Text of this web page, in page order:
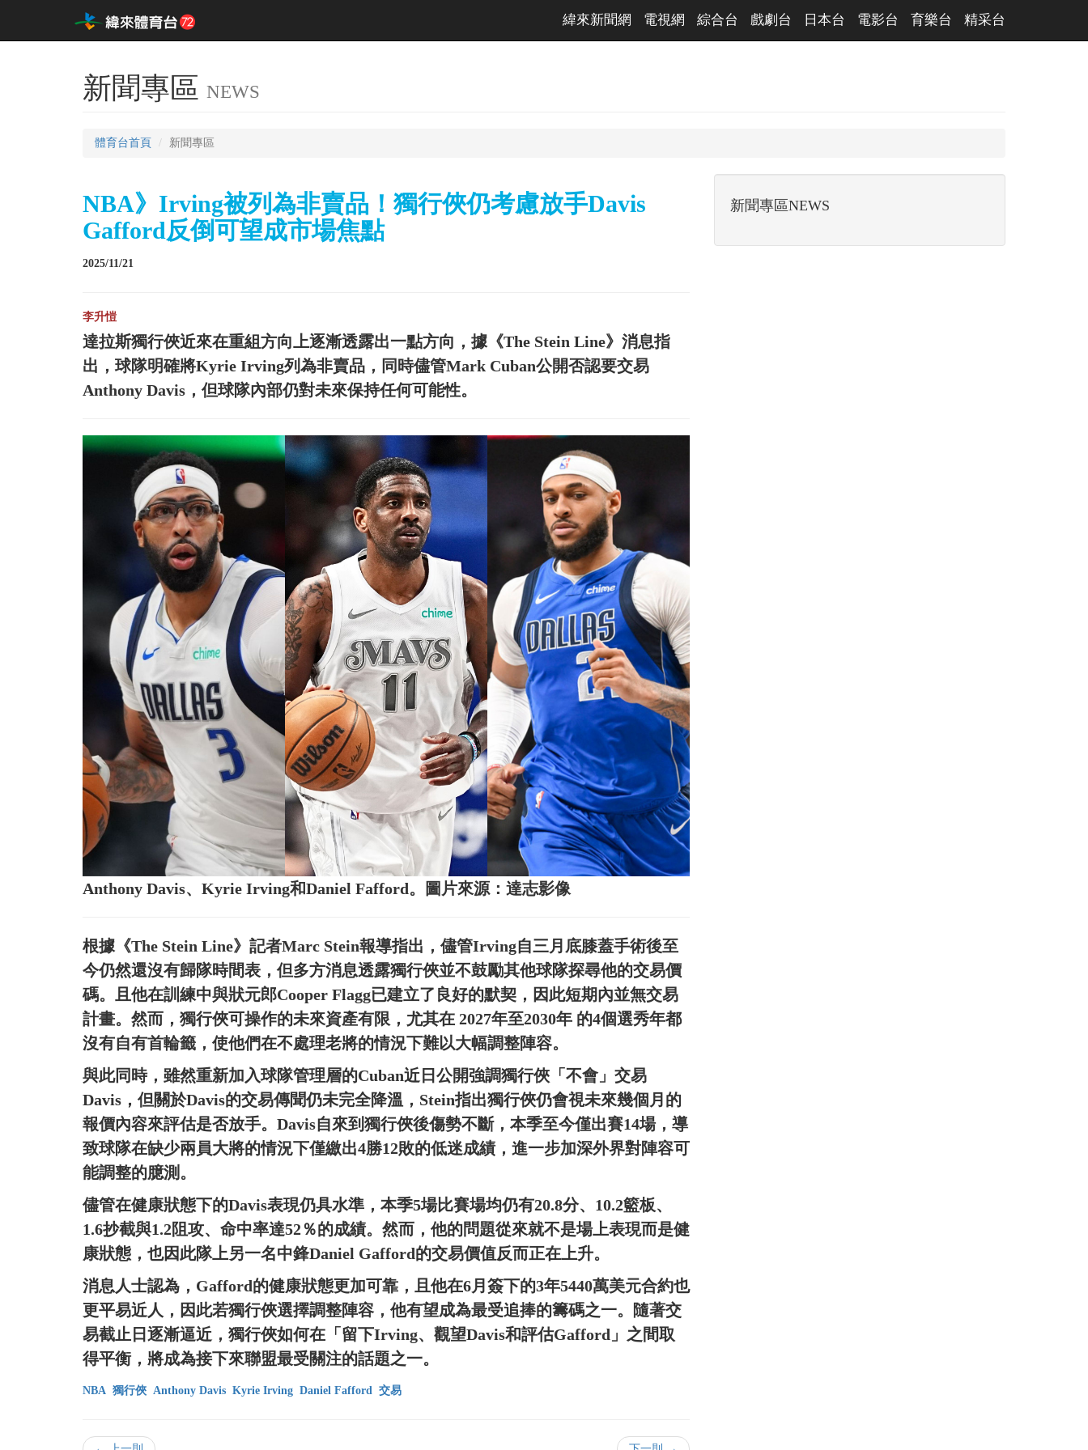
緯來新聞網 電視網 綜合台 戲劇台 日本台 電影台 育樂台 精采台
新聞專區 NEWS
體育台首頁 新聞專區
NBA》Irving被列為非賣品！獨行俠仍考慮放手Davis
Gafford反倒可望成市場焦點
2025/11/21
李升愷
達拉斯獨行俠近來在重組方向上逐漸透露出一點方向，據《The Stein Line》消息指
出，球隊明確將Kyrie Irving列為非賣品，同時儘管Mark Cuban公開否認要交易
Anthony Davis，但球隊內部仍對未來保持任何可能性。
Anthony Davis、Kyrie Irving和Daniel Fafford。圖片來源：達志影像
根據《The Stein Line》記者Marc Stein報導指出，儘管Irving自三月底膝蓋手術後至
今仍然還沒有歸隊時間表，但多方消息透露獨行俠並不鼓勵其他球隊探尋他的交易價
碼。且他在訓練中與狀元郎Cooper Flagg已建立了良好的默契，因此短期內並無交易
計畫。然而，獨行俠可操作的未來資產有限，尤其在 2027年至2030年 的4個選秀年都
沒有自有首輪籤，使他們在不處理老將的情況下難以大幅調整陣容。
與此同時，雖然重新加入球隊管理層的Cuban近日公開強調獨行俠「不會」交易
Davis，但關於Davis的交易傳聞仍未完全降溫，Stein指出獨行俠仍會視未來幾個月的
報價內容來評估是否放手。Davis自來到獨行俠後傷勢不斷，本季至今僅出賽14場，導
致球隊在缺少兩員大將的情況下僅繳出4勝12敗的低迷成績，進一步加深外界對陣容可
能調整的臆測。
儘管在健康狀態下的Davis表現仍具水準，本季5場比賽場均仍有20.8分、10.2籃板、
1.6抄截與1.2阻攻、命中率達52％的成績。然而，他的問題從來就不是場上表現而是健
康狀態，也因此隊上另一名中鋒Daniel Gafford的交易價值反而正在上升。
消息人士認為，Gafford的健康狀態更加可靠，且他在6月簽下的3年5440萬美元合約也
更平易近人，因此若獨行俠選擇調整陣容，他有望成為最受追捧的籌碼之一。隨著交
易截止日逐漸逼近，獨行俠如何在「留下Irving、觀望Davis和評估Gafford」之間取
得平衡，將成為接下來聯盟最受關注的話題之一。
NBA 獨行俠 Anthony Davis Kyrie Irving Daniel Fafford 交易
新聞專區NEWS